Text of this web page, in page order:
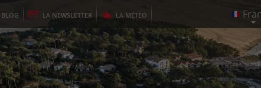
BLOG LA NEWSLETTER LA MÉTÉO